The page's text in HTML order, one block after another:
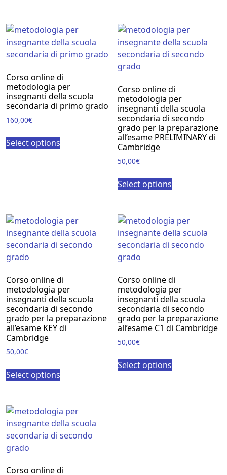
Corso online di
metodologia per
insegnanti della scuola
secondaria di primo grado
160,00€
Select options
Corso online di
metodologia per
insegnanti della scuola
secondaria di secondo
grado per la preparazione
all’esame PRELIMINARY di
Cambridge
50,00€
Select options
Corso online di
metodologia per
insegnanti della scuola
secondaria di secondo
grado per la preparazione
all’esame KEY di
Cambridge
50,00€
Select options
Corso online di
metodologia per
insegnanti della scuola
secondaria di secondo
grado per la preparazione
all’esame C1 di Cambridge
50,00€
Select options
Corso online di